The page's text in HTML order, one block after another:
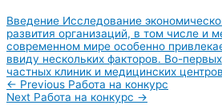
Введение Исследование
развития организаций, в том числе и
современном мире особенно
ввиду нескольких факторов. Во-
частных клиник и медицинских
← Previous Работа на конкурс
Next Работа на конкурс →